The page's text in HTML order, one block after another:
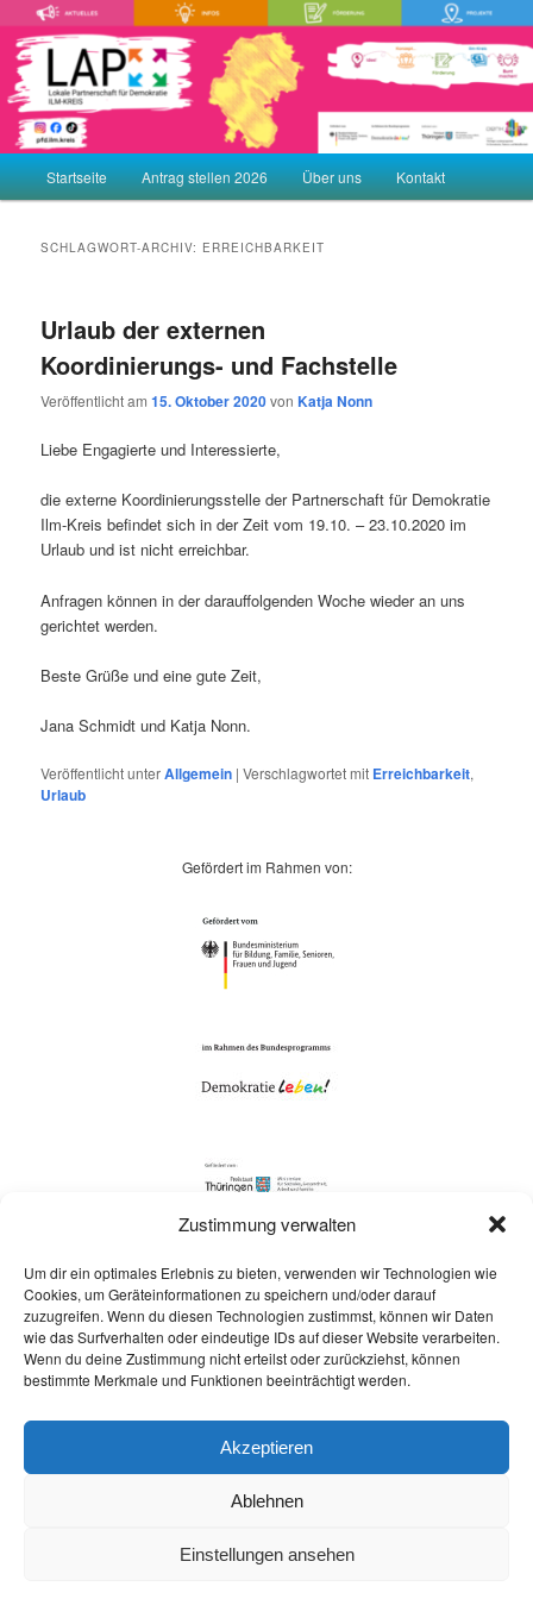
Zustimmung verwalten
Um dir ein optimales Erlebnis zu bieten, verwenden wir Technologien wie
Cookies, um Geräteinformationen zu speichern und/oder darauf
zuzugreifen. Wenn du diesen Technologien zustimmst, können wir Daten
wie das Surfverhalten oder eindeutige IDs auf dieser Website verarbeiten.
Wenn du deine Zustimmung nicht erteilst oder zurückziehst, können
bestimmte Merkmale und Funktionen beeinträchtigt werden.
Akzeptieren
Ablehnen
Einstellungen ansehen
primären
Inhalt
springen
sekundären
Inhalt
springenLAP – Lokale Partnerschaft für
Demokratie ILM-KREIS
Demokratie leben! Aktiv gegen Rechtsextremismus, Gewalt und
Menschenfeindlichkeit
HauptmenüStartseite Antrag stellen 2026 Über uns Kontakt
SCHLAGWORT-ARCHIV: ERREICHBARKEIT
Urlaub der externen
Koordinierungs- und Fachstelle
Veröffentlicht am15. Oktober 2020vonKatja Nonn
Liebe Engagierte und Interessierte,
die externe Koordinierungsstelle der Partnerschaft für Demokratie
Ilm-Kreis befindet sich in der Zeit vom 19.10. – 23.10.2020 im
Urlaub und ist nicht erreichbar.
Anfragen können in der darauffolgenden Woche wieder an uns
gerichtet werden.
Beste Grüße und eine gute Zeit,
Jana Schmidt und Katja Nonn.
Veröffentlicht unterAllgemein |Verschlagwortet mit Erreichbarkeit,
Urlaub
Gefördert im Rahmen von:
Social Media
InstagramFacebook
© 2026 Lokale Partnerschaft für Demokratie Ilm-Kreis